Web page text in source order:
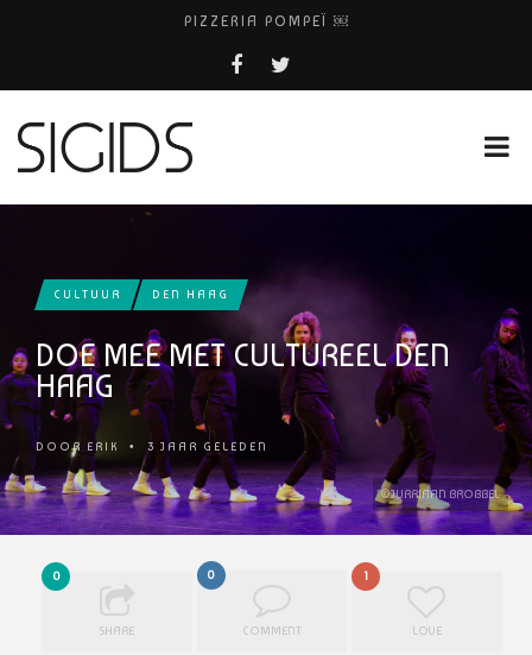
PIZZERIA POMPEÏ ￼
BELEEF DE MAGIE VAN FILM BIJ KINEPOLIS
FIETS WEG? BEL FIETSDEPOT AMSTERDAM!
©JURRIAAN BROBBEL
CULTUUR DEN HAAG
DOE MEE MET CULTUREEL DEN
HAAG
DOOR ERIK • 3 JAAR GELEDEN
0
SHARE
0
COMMENT
1
LOVE